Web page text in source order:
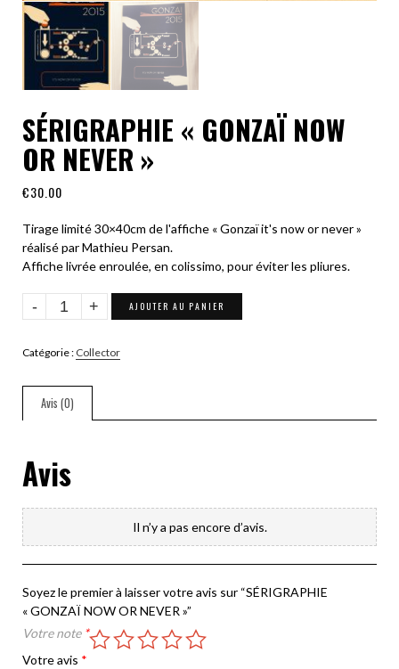
SÉRIGRAPHIE « GONZAÏ NOW
OR NEVER »
€30.00
Tirage limité30×40cm de l'affiche « Gonzaï it's now or never »
réalisé par Mathieu Persan.
Affiche livrée enroulée, en colissimo, pour éviter les pliures.
quantité
de
"GONZAÏ
OR
NEVER"
AJOUTER AU PANIER
Catégorie : Collector
Avis (0)
Avis
Il n’y a pas encore d’avis.
Soyez le premier à laisser votre avis sur “SÉRIGRAPHIE
« GONZAÏ NOW OR NEVER »”
Votre note *
Votre avis *